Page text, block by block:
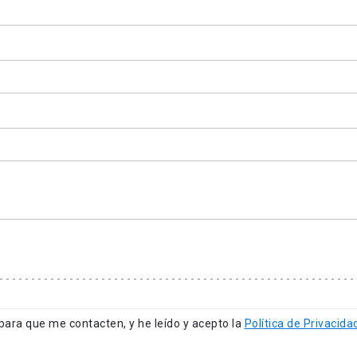
que lo hacen apto para proseguir estudios de
directamente por las personas que recomiendan.
y Desarrollo), o el percentil en que se encontró al
titulado en universidades chilenas o casos
por el postulante (artículos, libros, tesis u otros),
(documentos en pdf, links de páginas web, entre otros).
científicos si la Tesis se desarrolla en formato de artículos
Internacional” (ANT3042).
de seguimiento mientras el alumno estuvo en situación
con la Universidad.
por su Comité de Tesis en el repositorio del Sistema de
que el Programa disponga.
que me contacten, y he leído y acepto la Política de